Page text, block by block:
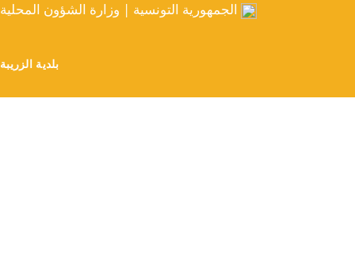
الجمهورية التونسية | وزارة الشؤون المحلية
بلدية الزريبة